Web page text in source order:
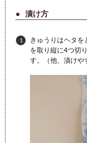
漬け方
きゅうりはヘタを
を取り縦に4つ切
す。（他、漬けや